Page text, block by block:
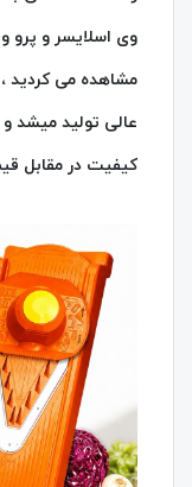
وی اسلایسر و پرو
مشاهده می کردید
عالی تولید میشد
کیفیت در مقابل